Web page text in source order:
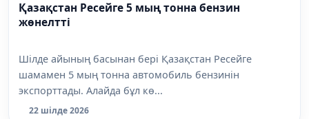
Қазақстан Ресейге 5 мың тонна бензин
жөнелтті
Шілде айының басынан бері Қазақстан Ресейге
шамамен 5 мың тонна автомобиль бензинін
экспорттады. Алайда бұл кө...
22 шілде 2026